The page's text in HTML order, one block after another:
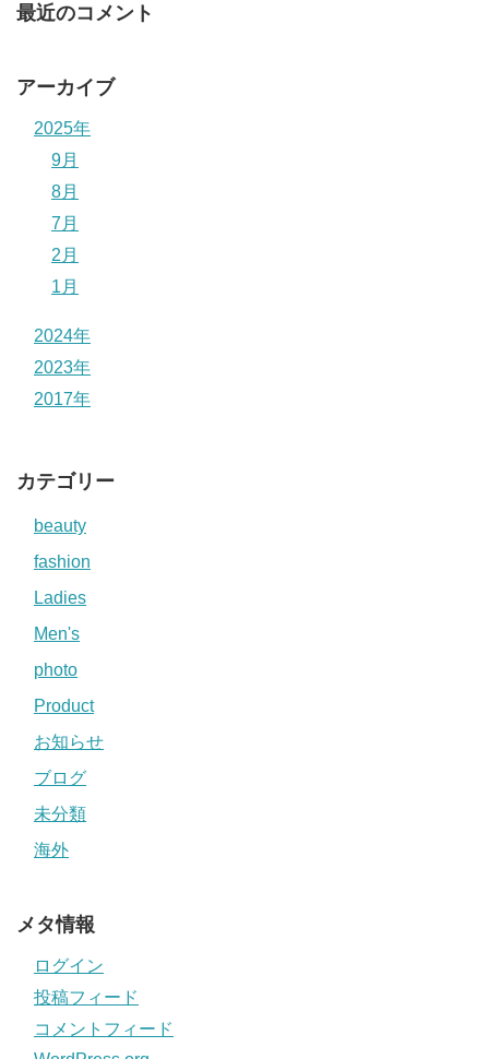
最近のコメント
アーカイブ
2025年
9月
8月
7月
2月
1月
2024年
2023年
2017年
カテゴリー
beauty
fashion
Ladies
Men's
photo
Product
お知らせ
ブログ
未分類
海外
メタ情報
ログイン
投稿フィード
コメントフィード